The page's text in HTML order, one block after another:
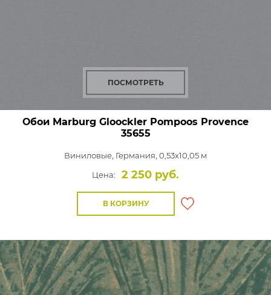
ПОСМОТРЕТЬ
Обои Marburg Gloockler Pompoos Provence
35655
Виниловые, Германия, 0,53x10,05 м
Цена:
2 250 руб.
В КОРЗИНУ